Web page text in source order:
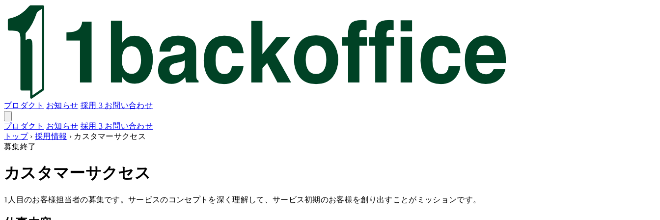
プロダクト お知らせ 採用 3 お問い合わせ
プロダクト お知らせ 採用 3 お問い合わせ
トップ › 採用情報 › カスタマーサクセス
募集終了
カスタマーサクセス
1人目のお客様担当者の募集です。サービスのコンセプトを深く理解して、サービス初期のお客様を創り出すことがミッションです。